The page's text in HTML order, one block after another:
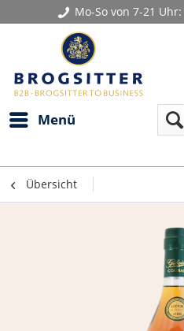
Mo-So von 7-21 Uhr:
Menü
Übersicht